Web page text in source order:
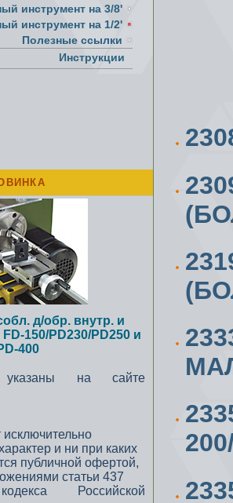
инструмент на 3/8'
инструмент на 1/2'
Полезные ссылки
Инструкции
д/обр. внутр. и
150/PD230/PD250 и
400
на сайте
и ни при каких
публичной офертой,
статьи 437
Российской